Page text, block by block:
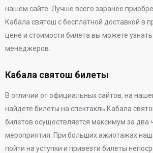
нашем сайте. Лучше всего заранее
Кабала святош с бесплатной доставкой в
цене и стоимости билета вы можете
менеджеров.
Кабала святош билеты
В отличии от официальных сайтов, на
найдете билеты на спектакль Кабала
билетов осуществляется максимум за два
мероприятия. При больших ажиотажах
пойти на уступки и привезти билеты